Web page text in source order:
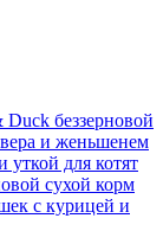
беззерновой
вера и женьшенем
для котят
сухой корм
с курицей и